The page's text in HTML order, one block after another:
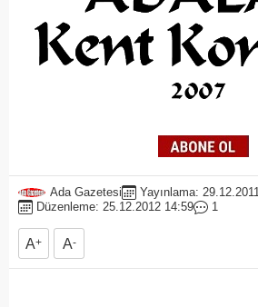
Ada Gazetesi
Yayınlama: 29.12.2011
Düzenleme: 25.12.2012 14:59
1
A+ A-